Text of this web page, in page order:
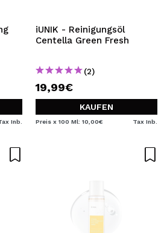
Inb.
iUNIK - Reinigungsöl
Centella Green Fresh
(2)
19,99€
KAUFEN
Preis x 100 Ml: 10,00€ Tax Inb.